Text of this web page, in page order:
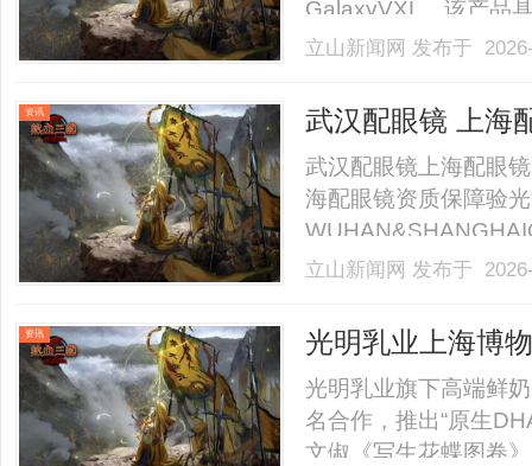
GalaxyVXL。该产品
的安全性能，E变换
可根据未来发展需求
立山新闻网 发布于
资讯 武汉配眼镜 上海
武汉配眼镜上海配眼
海配眼镜资质保障验
业验光配镜的写字楼
40%-60%优惠，兼顾
立山新闻网 发布于
资讯 光明乳业上海博
光明乳业旗下高端鲜
名合作，推出“原生
文俶《写生花蝶图卷